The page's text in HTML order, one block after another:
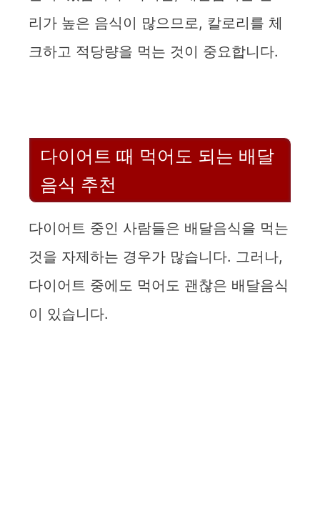
리가 높은 음식이 많으므로, 칼로리를 체
크하고 적당량을 먹는 것이 중요합니다.
다이어트 때 먹어도 되는 배달
음식 추천
다이어트 중인 사람들은 배달음식을 먹는
것을 자제하는 경우가 많습니다. 그러나,
다이어트 중에도 먹어도 괜찮은 배달음식
이 있습니다.